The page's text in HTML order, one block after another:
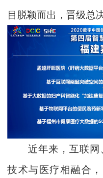
目脱颖而出，晋级总
近年来，互联网
技术与医疗相融合